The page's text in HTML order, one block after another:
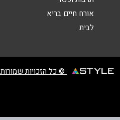
אורח חיים בריא
לבית
© כל הזכויות שמורות STYLE ניהול מועדוני לקוחות